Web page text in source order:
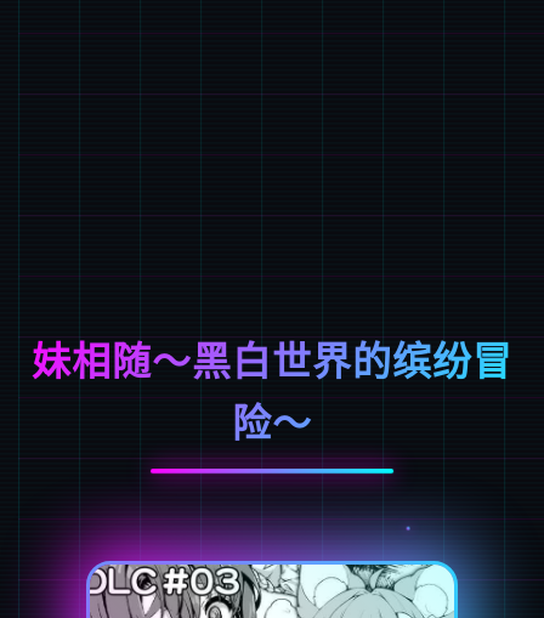
妹相随～黑白世界的缤纷冒
险～